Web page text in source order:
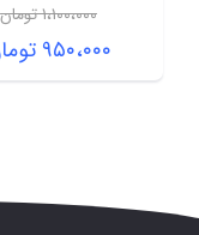
۱،۱۰۰،۰۰۰تومان
قیمت۹۵۰،۰۰۰
قیمت